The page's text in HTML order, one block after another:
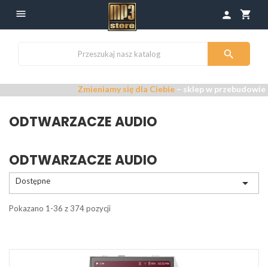
 shopping_cart
person

Zmieniamy się dla Ciebie– sklep w przebudowie –
ODTWARZACZE AUDIO
ODTWARZACZE AUDIO
Dostępne 
Pokazano 1-36 z 374 pozycji